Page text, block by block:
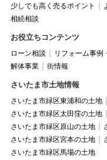
少しでも高く売るポイント
相続相談
お役立ちコンテンツ
ローン相談 リフォーム事例
解体事業
街情報
さいたま市土地情報
さいたま市緑区東浦和の土地
さいたま市緑区太田窪の土地
さいたま市緑区原山の土地
さいたま市緑区宮本の土地
さいたま市緑区馬場の土地